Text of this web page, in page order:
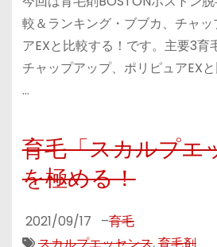
較＆ランキング・ブブカ、チャ
アEXと比較する！です。主要3育
チャップアップ、ポリピュアEX
…
育毛「スカルプエ
を極める！
2021/09/17 –育毛
スカルプエッセンス,育毛剤